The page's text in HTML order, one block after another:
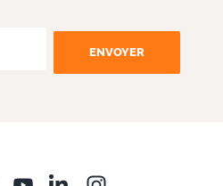
ENVOYER